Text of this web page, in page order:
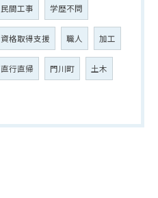
民間工事 学歴不問
資格取得支援 職人 加工
直行直帰 門川町 土木